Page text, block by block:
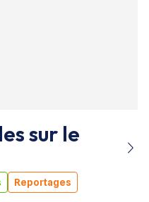
sur le
Reportages